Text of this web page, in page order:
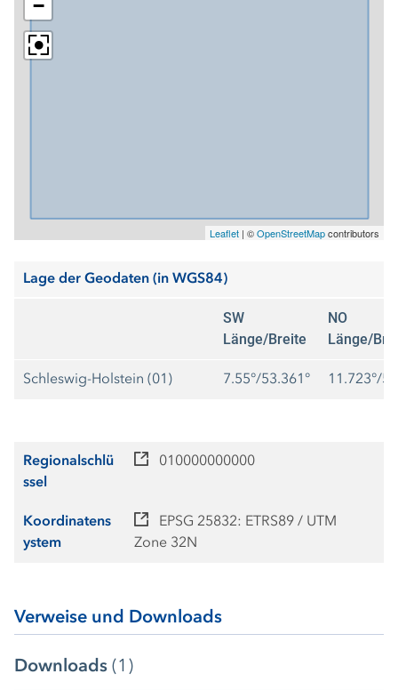
Erfassungstiefe und -intensität. Auf eine inhomogene
Datenlage wird hiermit hingewiesen. Eine unmittelbare
−
Leaflet | ©OpenStreetMapcontributors
Lage der Geodaten (in WGS84)
SW
Länge/Breite
NO
Länge/
Schleswig-Holstein (01) 7.55°/53.361° 11.723°/
Regionalschlü
ssel
010000000000
Koordinatens
ystem
EPSG 25832: ETRS89 / UTM
Zone 32N
Verweise und Downloads
Downloads (1)